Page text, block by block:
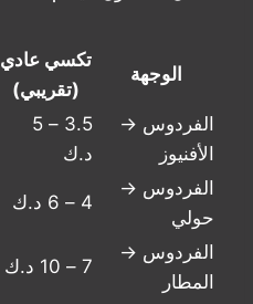
الوجهة
تكسي عادي
(تقريبي)
الفردوس →
الأفنيوز
3.5 – 5
د.ك
الفردوس →
حولي
4 – 6 د.ك
الفردوس →
المطار
7 – 10 د.ك